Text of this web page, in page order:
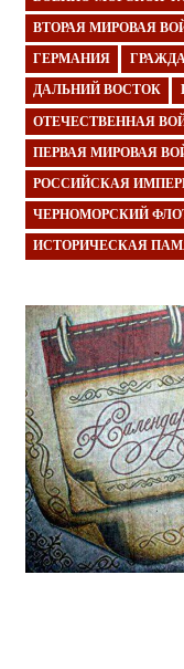
ВТОРАЯ МИРОВАЯ
ГЕРМАНИЯ
ДАЛЬНИЙ ВОСТОК
ОТЕЧЕСТВЕННАЯ
ПЕРВАЯ МИРОВАЯ
РОССИЙСКАЯ
ЧЕРНОМОРСКИЙ
ИСТОРИЧЕСКАЯ